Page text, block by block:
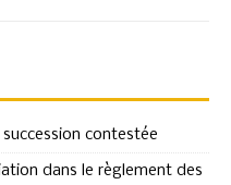
contestée
dans le règlement des